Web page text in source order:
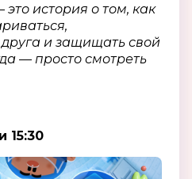
история о том, как
и защищать свой
— просто смотреть
15:30